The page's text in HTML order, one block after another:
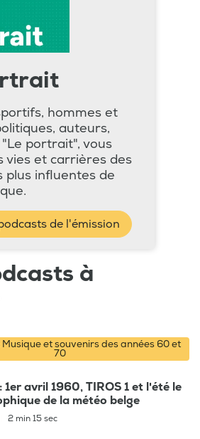
hommes et
auteurs,
"Le portrait", vous
vies et carrières des
plus influentes de
de l'émission
à
Musique et souvenirs des années 60 et
70
1er avril 1960, TIROS 1 et l'été le
de la météo belge
2 min 15 sec